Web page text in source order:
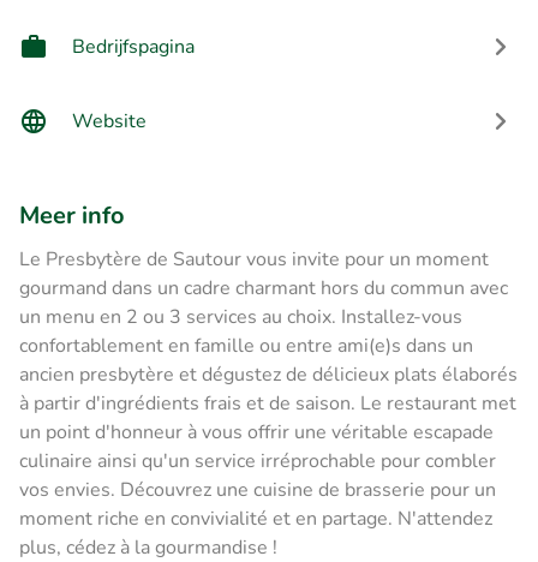
Bedrijfspagina
Website
Meer info
Le Presbytère de Sautour vous invite pour un moment
gourmand dans un cadre charmant hors du commun avec
un menu en 2 ou 3 services au choix. Installez-vous
confortablement en famille ou entre ami(e)s dans un
ancien presbytère et dégustez de délicieux plats élaborés
à partir d'ingrédients frais et de saison. Le restaurant met
un point d'honneur à vous offrir une véritable escapade
culinaire ainsi qu'un service irréprochable pour combler
vos envies. Découvrez une cuisine de brasserie pour un
moment riche en convivialité et en partage. N'attendez
plus, cédez à la gourmandise !